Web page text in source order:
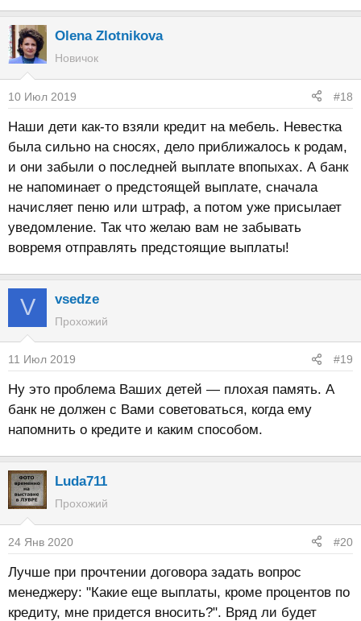
Olena Zlotnikova
Новичок
10 Июл 2019 #18
Наши дети как-то взяли кредит на мебель. Невестка
была сильно на сносях, дело приближалось к родам,
и они забыли о последней выплате впопыхах. А банк
не напоминает о предстоящей выплате, сначала
начисляет пеню или штраф, а потом уже присылает
уведомление. Так что желаю вам не забывать
вовремя отправлять предстоящие выплаты!
V vsedze
Прохожий
11 Июл 2019 #19
Ну это проблема Ваших детей — плохая память. А
банк не должен с Вами советоваться, когда ему
напомнить о кредите и каким способом.
Luda711
Прохожий
24 Янв 2020 #20
Лучше при прочтении договора задать вопрос
менеджеру: "Какие еще выплаты, кроме процентов по
кредиту, мне придется вносить?". Вряд ли будет